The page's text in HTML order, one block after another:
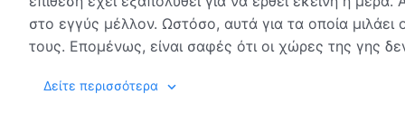
στο εγγύς μέλλον. Ωστόσο, αυτά για τα οποία
τους. Επομένως, είναι σαφές ότι οι χώρες της γης
Δείτε περισσότερα